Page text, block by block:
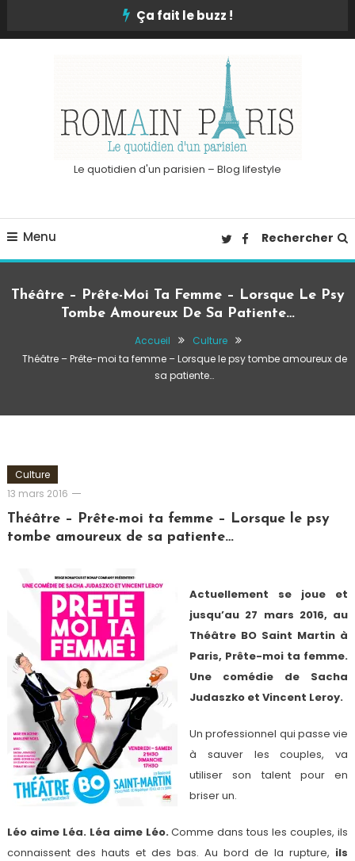
Ça fait le buzz !
Le quotidien d'un parisien – Blog lifestyle
Menu Rechercher
Théâtre – Prête-Moi Ta Femme – Lorsque Le Psy
Tombe Amoureux De Sa Patiente…
Accueil
Culture
Théâtre – Prête-moi ta femme – Lorsque le psy tombe amoureux de
sa patiente…
Culture
13 mars 2016
Romain-
Paris
Théâtre – Prête-moi ta femme – Lorsque le psy
tombe amoureux de sa patiente…
Actuellement se joue et
jusqu’au 27 mars 2016, au
Théâtre BO Saint Martin à
Paris, Prête-moi ta femme.
Une comédie de Sacha
Judaszko et Vincent Leroy.
Un professionnel qui passe vie
à sauver les couples, va
utiliser son talent pour en
briser un.
Léo aime Léa. Léa aime Léo.Comme dans tous les couples, ils
connaissent des hauts et des bas. Au bord de la rupture, ils